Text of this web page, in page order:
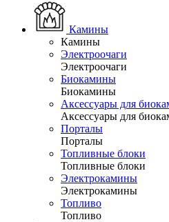
Камины
Камины
Электроочаги
Электроочаги
Биокамины
Биокамины
Аксессуары для
Аксессуары для
Порталы
Порталы
Топливные блоки
Топливные блоки
Электрокамины
Электрокамины
Топливо
Топливо